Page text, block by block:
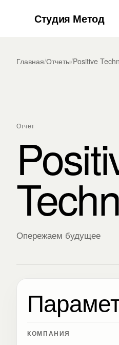
Студия Метод
Главная/Отчеты/Positive
Отчет
Опережаем будущее
КОМПАНИЯ